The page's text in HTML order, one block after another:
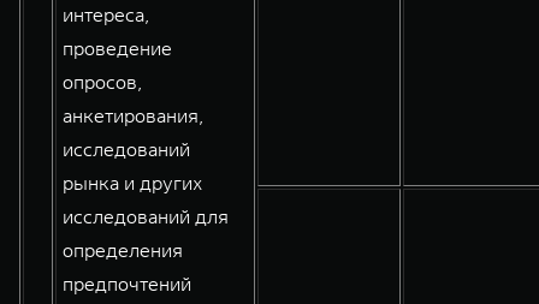
интереса,
проведение
опросов,
анкетирования,
исследований
рынка и других
исследований для
определения
предпочтений